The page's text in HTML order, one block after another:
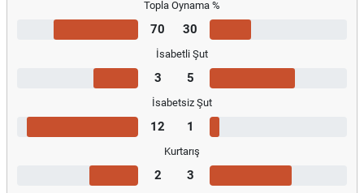
Topla Oynama %
70 30
İsabetli Şut
3 5
İsabetsiz Şut
12 1
Kurtarış
2 3